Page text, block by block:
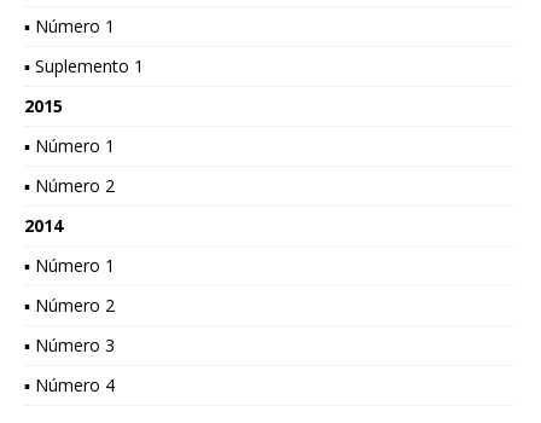
▪ Número 1
▪ Suplemento 1
2015
▪ Número 1
▪ Número 2
2014
▪ Número 1
▪ Número 2
▪ Número 3
▪ Número 4